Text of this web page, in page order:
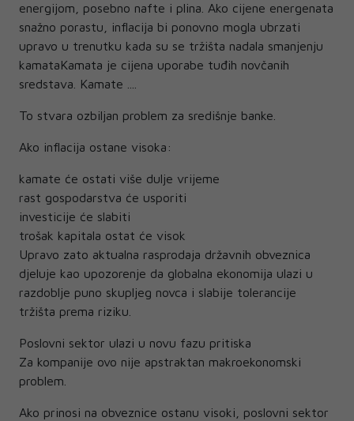
energijom, posebno nafte i plina. Ako cijene energenata
snažno porastu, inflacija bi ponovno mogla ubrzati
upravo u trenutku kada su se tržišta nadala smanjenju
kamataKamata je cijena uporabe tuđih novčanih
sredstava. Kamate ....
To stvara ozbiljan problem za središnje banke.
Ako inflacija ostane visoka:
kamate će ostati više dulje vrijeme
rast gospodarstva će usporiti
investicije će slabiti
trošak kapitala ostat će visok
Upravo zato aktualna rasprodaja državnih obveznica
djeluje kao upozorenje da globalna ekonomija ulazi u
razdoblje puno skupljeg novca i slabije tolerancije
tržišta prema riziku.
Poslovni sektor ulazi u novu fazu pritiska
Za kompanije ovo nije apstraktan makroekonomski
problem.
Ako prinosi na obveznice ostanu visoki, poslovni sektor